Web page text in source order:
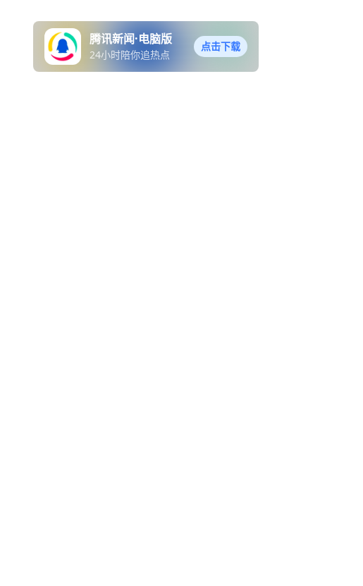
腾讯新闻·电脑版
24小时陪你追热点
点击下载